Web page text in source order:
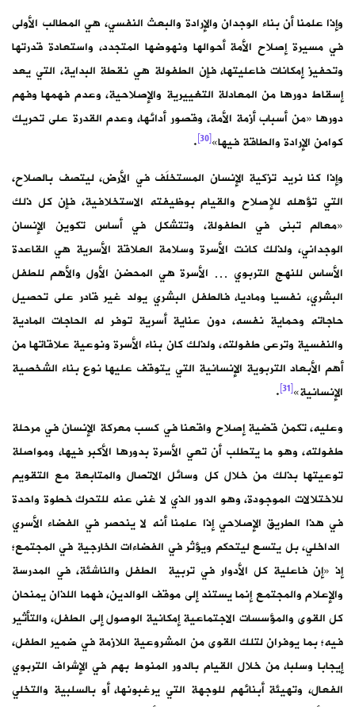
وإذا علمنا أن بناء الوجدان والإرادة والبعث النفسي، هي المطالب الأولى
في مسيرة إصلاح الأمة أحوالها ونهوضها المتجدد، واستعادة قدرتها
وتحفيز إمكانات فاعليتها، فإن الطفولة هي نقطة البداية، التي يعد
إسقاط دورها من المعادلة التغييرية والإصلاحية، وعدم فهمها وفهم
دورها «من أسباب أزمة الأمة، وقصور أدائها، وعدم القدرة على تحريك
كوامن الإرادة والطاقة فيها»[30]
.
وإذا كنا نريد تزكية الإنسان المستخلَف في الأرض، ليتصف بالصلاح،
التي تؤهله للإصلاح والقيام بوظيفته الاستخلافية، فإن كل ذلك
«معالم تبنى في الطفولة، وتتشكل في أساس تكوين الإنسان
الوجداني، ولذلك كانت الأسرة وسلامة العلاقة الأسرية هي القاعدة
الأساس للنهج التربوي … الأسرة هي المحضن الأول والأهم للطفل
البشري، نفسيا وماديا، فالطفل البشري يولد غير قادر على تحصيل
حاجاته وحماية نفسه، دون عناية أسرية توفر له الحاجات المادية
والنفسية وترعى طفولته، ولذلك كان بناء الأسرة ونوعية علاقاتها من
أهم الأبعاد التربوية الإنسانية التي يتوقف عليها نوع بناء الشخصية
الإنسانية»[31]
.
وعليه، تكمن قضية إصلاح واقعنا في كسب معركة الإنسان في مرحلة
طفولته، وهو ما يتطلب أن تعي الأسرة بدورها الأكبر فيها، ومواصلة
توعيتها بذلك من خلال كل وسائل الاتصال والمتابعة مع التقويم
للاختلالات الموجودة، وهو الدور الذي لا غنى عنه للتحرك خطوة واحدة
في هذا الطريق الإصلاحي إذا علمنا أنه لا ينحصر في الفضاء الأسري
الداخلي، بل يتسع ليتحكم ويؤثر في الفضاءات الخارجية في المجتمع؛
إذ «إن فاعلية كل الأدوار في تربية الطفل والناشئة، في المدرسة
والإعلام والمجتمع إنما يستند إلى موقف الوالدين، فهما اللذان يمنحان
كل القوى والمؤسسات الاجتماعية إمكانية الوصول إلى الطفل، والتأثير
فيه؛ بما يوفران لتلك القوى من المشروعية اللازمة في ضمير الطفل،
إيجابا وسلبا، من خلال القيام بالدور المنوط بهم في الإشراف التربوي
الفعال، وتهيئة أبنائهم للوجهة التي يرغبونها، أو بالسلبية والتخلي